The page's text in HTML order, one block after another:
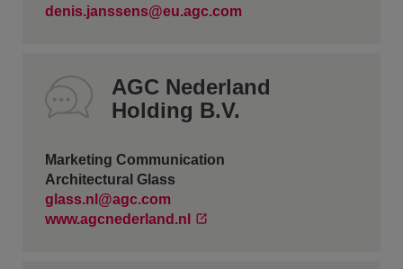
denis.janssens@eu.agc.com
AGC Nederland
Holding B.V.
Marketing Communication
Architectural Glass
glass.nl@agc.com
www.agcnederland.nl